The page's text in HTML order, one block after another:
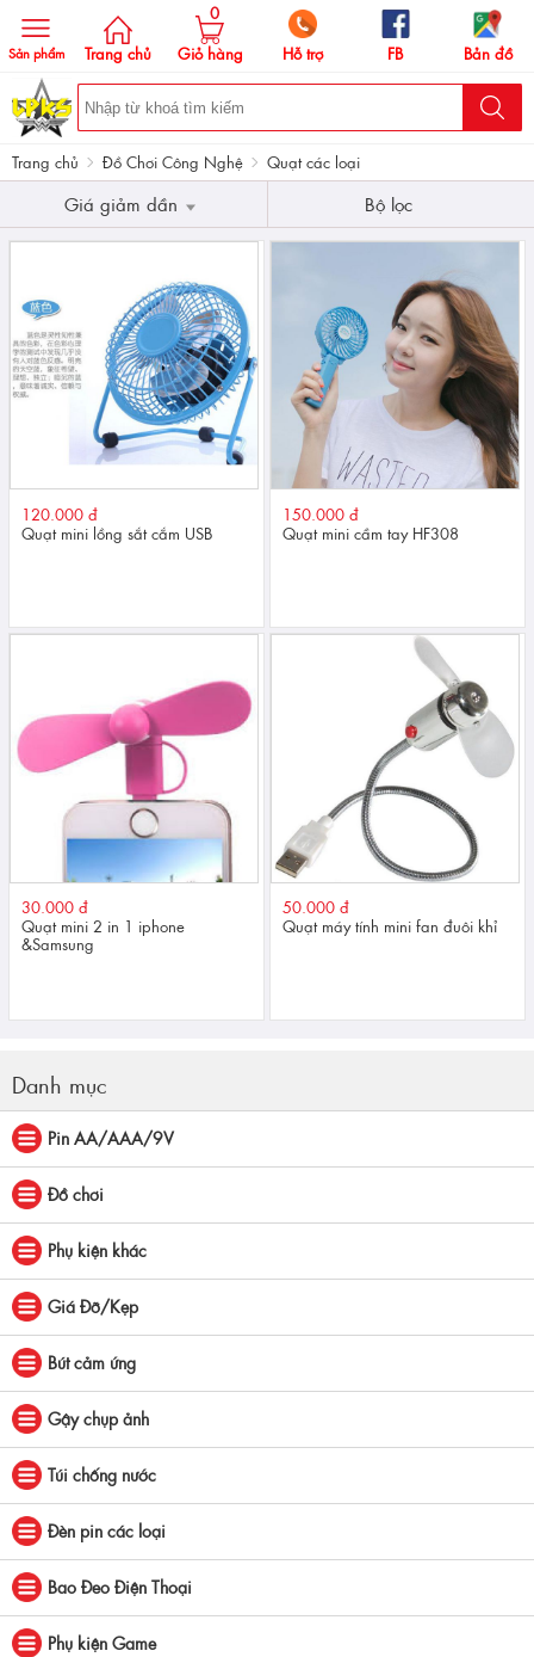
Sản phẩm Trang chủ Giỏ hàng
0
Hỗ trợ
FB Bản đồ
Trang chủ Đồ Chơi Công Nghệ Quạt các loại
Giá giảm dần Bộ lọc
120.000 đ
Quạt mini lồng sắt cắm USB
150.000 đ
Quạt mini cầm tay HF308
30.000 đ
Quạt mini 2 in 1 iphone
&Samsung
50.000 đ
Quạt máy tính mini fan đuôi khỉ
Danh mục
Pin AA/AAA/9V
Đồ chơi
Phụ kiện khác
Giá Đỡ/Kẹp
Bút cảm ứng
Gậy chụp ảnh
Túi chống nước
Đèn pin các loại
Bao Đeo Điện Thoại
Phụ kiện Game